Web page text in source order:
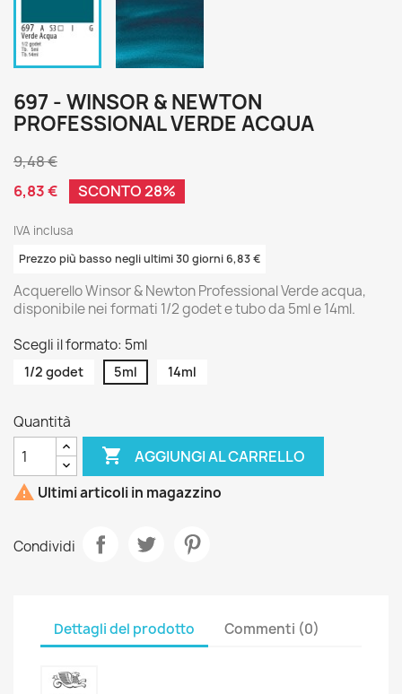
697 - WINSOR & NEWTON
PROFESSIONAL VERDE ACQUA
9,48 €
6,83 €
SCONTO 28%
IVA inclusa
Prezzo più basso negli ultimi 30 giorni 6,83 €
Acquerello Winsor & Newton Professional Verde acqua,
disponibile nei formati 1/2 godet e tubo da 5ml e 14ml.
Scegli il formato: 5ml
1/2 godet 5ml 14ml
Quantità
 AGGIUNGI AL CARRELLO
 Ultimi articoli in magazzino
Condividi
Dettagli del prodotto Commenti (0)